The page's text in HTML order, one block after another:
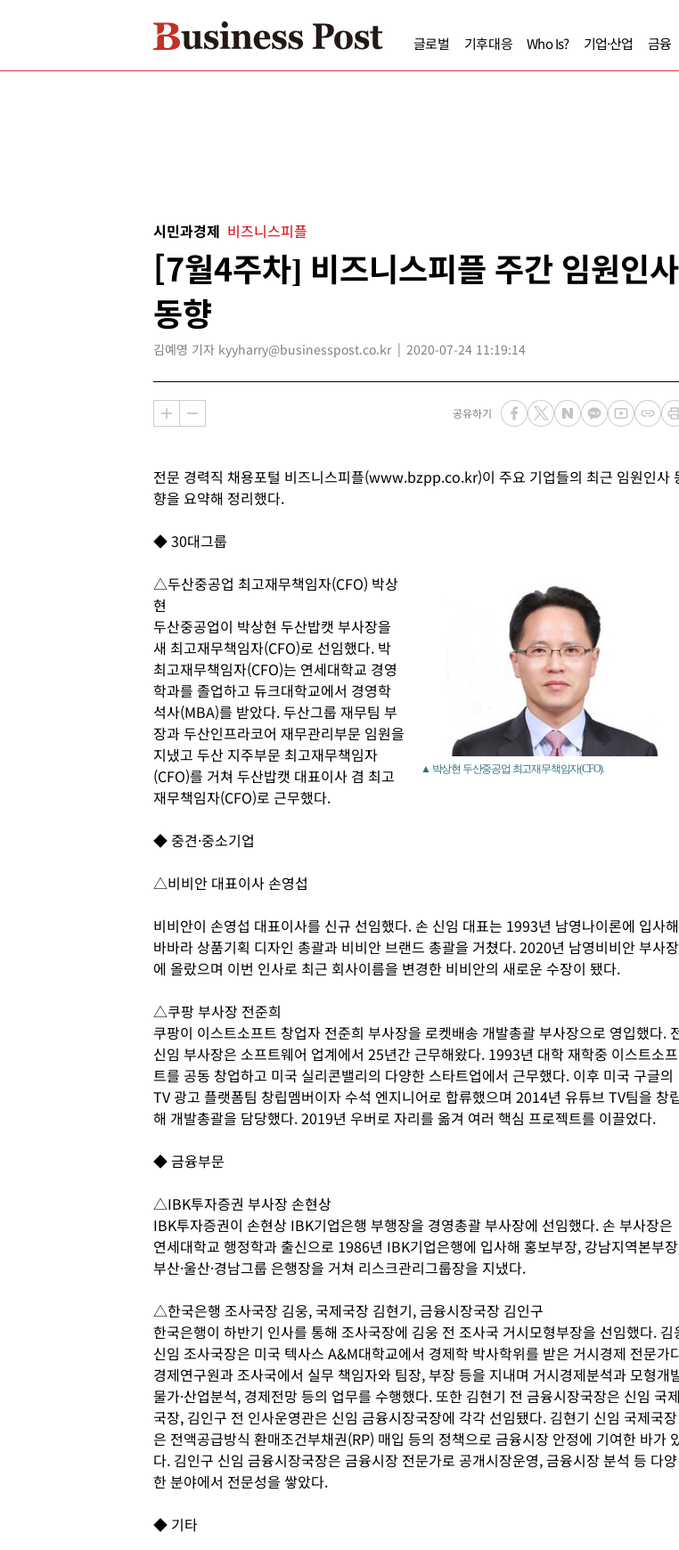
글로벌 기후대응 Who Is? 기업·산업 금융
시민과경제 비즈니스피플
[7월4주차] 비즈니스피플 주간 임원인사
동향
김예영 기자 kyyharry@businesspost.co.kr 2020-07-24 11:19:14
공유하기
전문 경력직 채용포털 비즈니스피플(www.bzpp.co.kr)이 주요 기업들의 최근 임원인사
향을 요약해 정리했다.
◆ 30대그룹
▲ 박상현 두산중공업 최고재무책임자(CFO).
△두산중공업 최고재무책임자(CFO) 박상
현
두산중공업이 박상현 두산밥캣 부사장을
새 최고재무책임자(CFO)로 선임했다. 박
최고재무책임자(CFO)는 연세대학교 경영
학과를 졸업하고 듀크대학교에서 경영학
석사(MBA)를 받았다. 두산그룹 재무팀 부
장과 두산인프라코어 재무관리부문 임원을
지냈고 두산 지주부문 최고재무책임자
(CFO)를 거쳐 두산밥캣 대표이사 겸 최고
재무책임자(CFO)로 근무했다.
◆ 중견·중소기업
△비비안 대표이사 손영섭
비비안이 손영섭 대표이사를 신규 선임했다. 손 신임 대표는 1993년 남영나이론에 입사해
바바라 상품기획 디자인 총괄과 비비안 브랜드 총괄을 거쳤다. 2020년 남영비비안 부사장
에 올랐으며 이번 인사로 최근 회사이름을 변경한 비비안의 새로운 수장이 됐다.
△쿠팡 부사장 전준희
쿠팡이 이스트소프트 창업자 전준희 부사장을 로켓배송 개발총괄 부사장으로 영입했다.
신임 부사장은 소프트웨어 업계에서 25년간 근무해왔다. 1993년 대학 재학중 이스트소프
트를 공동 창업하고 미국 실리콘밸리의 다양한 스타트업에서 근무했다. 이후 미국 구글의
TV 광고 플랫폼팀 창립멤버이자 수석 엔지니어로 합류했으며 2014년 유튜브 TV팀을 창
해 개발총괄을 담당했다. 2019년 우버로 자리를 옮겨 여러 핵심 프로젝트를 이끌었다.
◆ 금융부문
△IBK투자증권 부사장 손현상
IBK투자증권이 손현상 IBK기업은행 부행장을 경영총괄 부사장에 선임했다. 손 부사장은
연세대학교 행정학과 출신으로 1986년 IBK기업은행에 입사해 홍보부장, 강남지역본부
부산·울산·경남그룹 은행장을 거쳐 리스크관리그룹장을 지냈다.
△한국은행 조사국장 김웅, 국제국장 김현기, 금융시장국장 김인구
한국은행이 하반기 인사를 통해 조사국장에 김웅 전 조사국 거시모형부장을 선임했다. 김
신임 조사국장은 미국 텍사스 A&M대학교에서 경제학 박사학위를 받은 거시경제 전문가
경제연구원과 조사국에서 실무 책임자와 팀장, 부장 등을 지내며 거시경제분석과 모형개
물가·산업분석, 경제전망 등의 업무를 수행했다. 또한 김현기 전 금융시장국장은 신임 국제
국장, 김인구 전 인사운영관은 신임 금융시장국장에 각각 선임됐다. 김현기 신임 국제국장
은 전액공급방식 환매조건부채권(RP) 매입 등의 정책으로 금융시장 안정에 기여한 바가
다. 김인구 신임 금융시장국장은 금융시장 전문가로 공개시장운영, 금융시장 분석 등 다양
한 분야에서 전문성을 쌓았다.
◆ 기타